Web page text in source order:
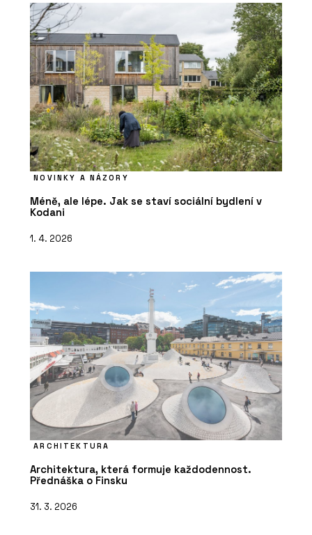
NOVINKY A NÁZORY
Méně, ale lépe. Jak se staví sociální bydlení v
Kodani
1. 4. 2026
ARCHITEKTURA
Architektura, která formuje každodennost.
Přednáška o Finsku
31. 3. 2026